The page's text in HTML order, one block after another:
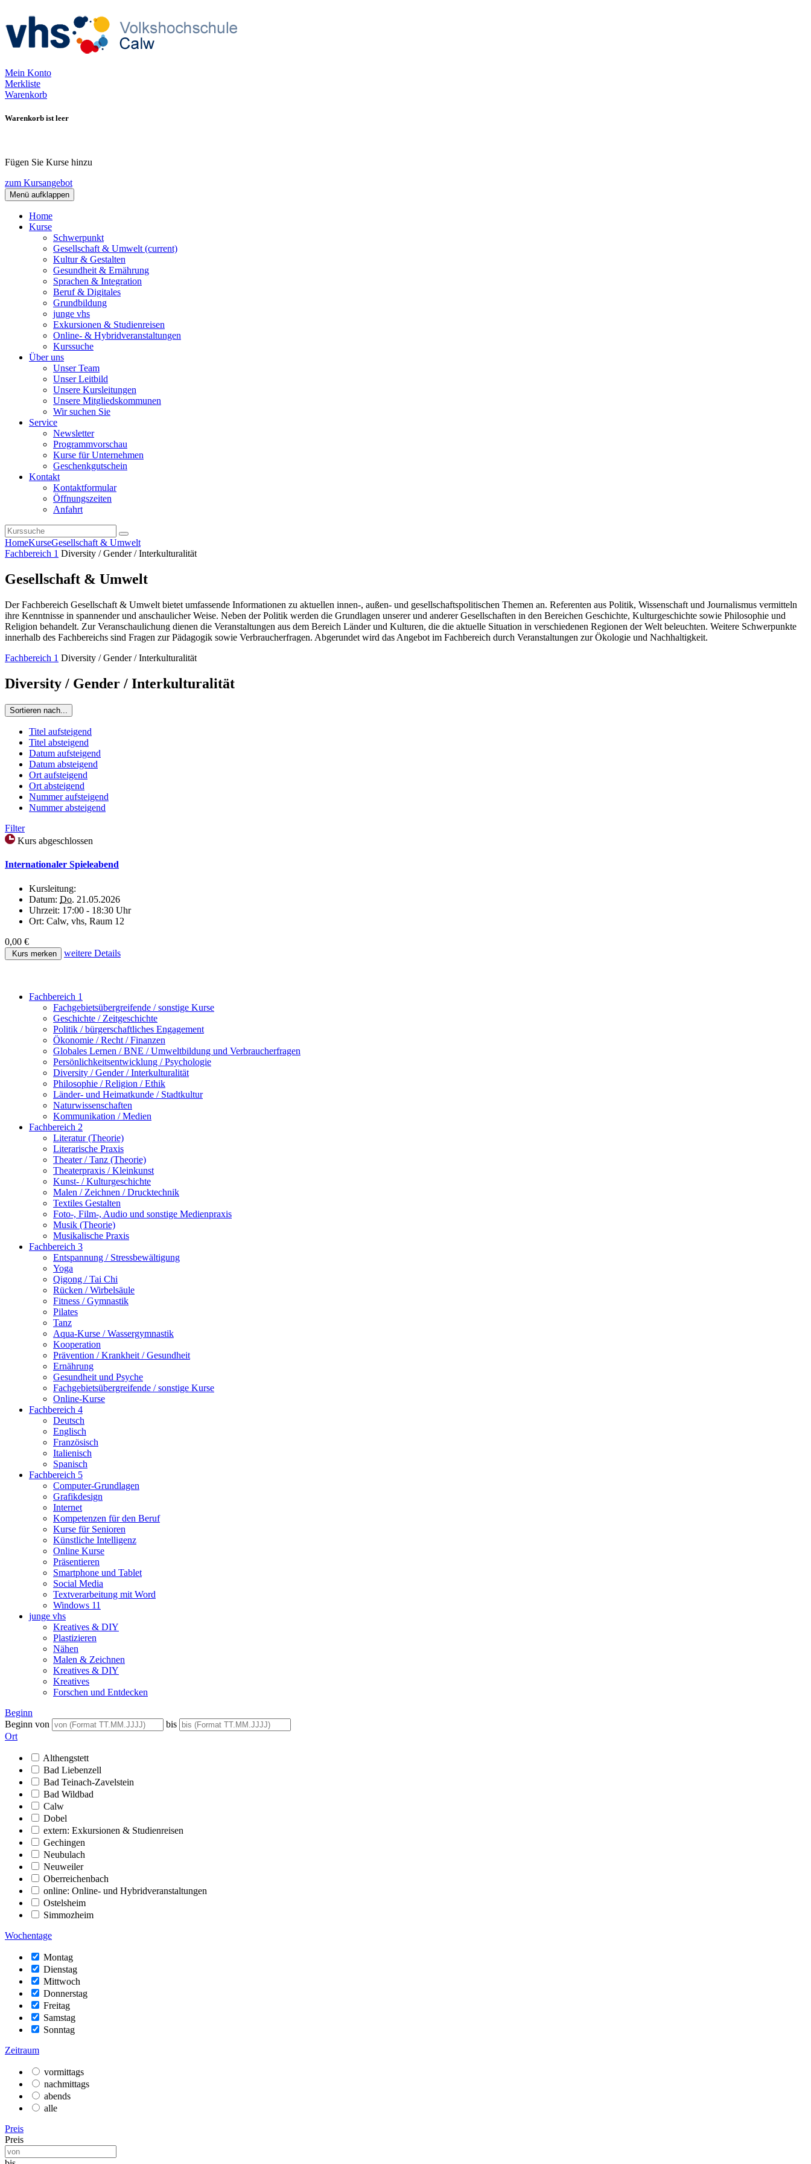
Mein Konto
Merkliste
Warenkorb
Warenkorb ist leer
Fügen Sie Kurse hinzu
zum Kursangebot
Menü aufklappen
Home
Kurse
Schwerpunkt
Gesellschaft & Umwelt (current)
Kultur & Gestalten
Gesundheit & Ernährung
Sprachen & Integration
Beruf & Digitales
Grundbildung
junge vhs
Exkursionen & Studienreisen
Online- & Hybridveranstaltungen
Kurssuche
Über uns
Unser Team
Unser Leitbild
Unsere Kursleitungen
Unsere Mitgliedskommunen
Wir suchen Sie
Service
Newsletter
Programmvorschau
Kurse für Unternehmen
Geschenkgutschein
Kontakt
Kontaktformular
Öffnungszeiten
Anfahrt
HomeKurseGesellschaft & Umwelt
Fachbereich 1 Diversity / Gender / Interkulturalität
Gesellschaft & Umwelt
Der Fachbereich Gesellschaft & Umwelt bietet umfassende Informationen zu aktuellen innen-, außen- und gesellschaftspolitischen Themen an. Referenten aus Politik, Wissenschaft und Journalismus vermitteln
ihre Kenntnisse in spannender und anschaulicher Weise. Neben der Politik werden die Grundlagen unserer und anderer Gesellschaften in den Bereichen Geschichte, Kulturgeschichte sowie Philosophie und
Religion behandelt. Zur Veranschaulichung dienen die Veranstaltungen aus dem Bereich Länder und Kulturen, die die aktuelle Situation in verschiedenen Regionen der Welt beleuchten. Weitere Schwerpunkte
innerhalb des Fachbereichs sind Fragen zur Pädagogik sowie Verbraucherfragen. Abgerundet wird das Angebot im Fachbereich durch Veranstaltungen zur Ökologie und Nachhaltigkeit.
Fachbereich 1 Diversity / Gender / Interkulturalität
Diversity / Gender / Interkulturalität
Sortieren nach...
Titel aufsteigend
Titel absteigend
Datum aufsteigend
Datum absteigend
Ort aufsteigend
Ort absteigend
Nummer aufsteigend
Nummer absteigend
Filter
Kurs abgeschlossen
Internationaler Spieleabend
Kursleitung:
Datum: Do. 21.05.2026
Uhrzeit: 17:00 - 18:30 Uhr
Ort: Calw, vhs, Raum 12
0,00 €
Kurs merken weitere Details
Fachbereich 1
Fachgebietsübergreifende / sonstige Kurse
Geschichte / Zeitgeschichte
Politik / bürgerschaftliches Engagement
Ökonomie / Recht / Finanzen
Globales Lernen / BNE / Umweltbildung und Verbraucherfragen
Persönlichkeitsentwicklung / Psychologie
Diversity / Gender / Interkulturalität
Philosophie / Religion / Ethik
Länder- und Heimatkunde / Stadtkultur
Naturwissenschaften
Kommunikation / Medien
Fachbereich 2
Literatur (Theorie)
Literarische Praxis
Theater / Tanz (Theorie)
Theaterpraxis / Kleinkunst
Kunst- / Kulturgeschichte
Malen / Zeichnen / Drucktechnik
Textiles Gestalten
Foto-, Film-, Audio und sonstige Medienpraxis
Musik (Theorie)
Musikalische Praxis
Fachbereich 3
Entspannung / Stressbewältigung
Yoga
Qigong / Tai Chi
Rücken / Wirbelsäule
Fitness / Gymnastik
Pilates
Tanz
Aqua-Kurse / Wassergymnastik
Kooperation
Prävention / Krankheit / Gesundheit
Ernährung
Gesundheit und Psyche
Fachgebietsübergreifende / sonstige Kurse
Online-Kurse
Fachbereich 4
Deutsch
Englisch
Französisch
Italienisch
Spanisch
Fachbereich 5
Computer-Grundlagen
Grafikdesign
Internet
Kompetenzen für den Beruf
Kurse für Senioren
Künstliche Intelligenz
Online Kurse
Präsentieren
Smartphone und Tablet
Social Media
Textverarbeitung mit Word
Windows 11
junge vhs
Kreatives & DIY
Plastizieren
Nähen
Malen & Zeichnen
Kreatives & DIY
Kreatives
Forschen und Entdecken
Beginn
Beginn von
bis
Ort
Althengstett
Bad Liebenzell
Bad Teinach-Zavelstein
Bad Wildbad
Calw
Dobel
extern: Exkursionen & Studienreisen
Gechingen
Neubulach
Neuweiler
Oberreichenbach
online: Online- und Hybridveranstaltungen
Ostelsheim
Simmozheim
Wochentage
Montag
Dienstag
Mittwoch
Donnerstag
Freitag
Samstag
Sonntag
Zeitraum
vormittags
nachmittags
abends
alle
Preis
Preis